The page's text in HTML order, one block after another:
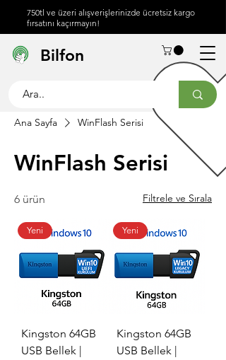
750tl ve üzeri alışverişlerinizde ücretsiz kargo
fırsatını kaçırmayın!
İletişim
Bilfon
Ana Sayfa WinFlash Serisi
WinFlash Serisi
6 ürün Filtrele ve Sırala
Yeni
Kingston 64GB
USB Bellek |
Yeni
Kingston 64GB
USB Bellek |